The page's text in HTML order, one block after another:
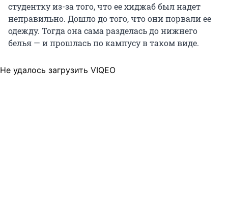
студентку из-за того, что ее хиджаб был надет
неправильно. Дошло до того, что они порвали ее
одежду. Тогда она сама разделась до нижнего
белья — и прошлась по кампусу в таком виде.
Не удалось загрузить VIQEO